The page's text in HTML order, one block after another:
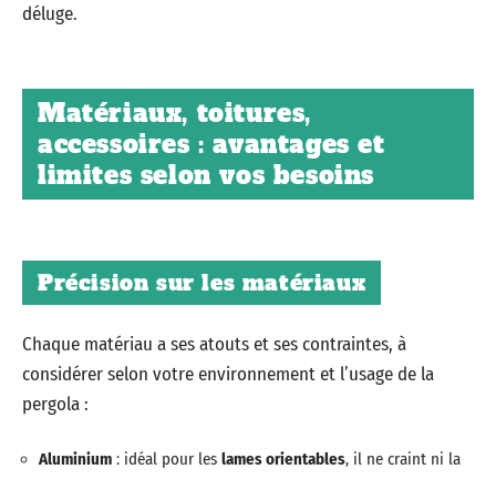
déluge.
Matériaux, toitures,
accessoires : avantages et
limites selon vos besoins
Précision sur les matériaux
Chaque matériau a ses atouts et ses contraintes, à
considérer selon votre environnement et l’usage de la
pergola :
Aluminium : idéal pour les lames orientables, il ne craint ni la